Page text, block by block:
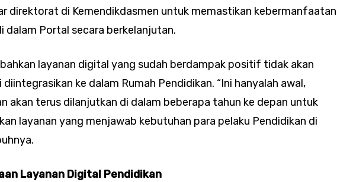
direktorat di Kemendikdasmen untuk memastikan kebermanfaatan
dalam Portal secara berkelanjutan.
layanan digital yang sudah berdampak positif tidak akan
ke dalam Rumah Pendidikan. “Ini hanyalah awal,
akan terus dilanjutkan di dalam beberapa tahun ke depan untuk
layanan yang menjawab kebutuhan para pelaku Pendidikan di
Layanan Digital Pendidikan